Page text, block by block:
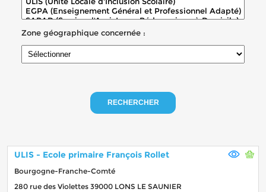
Zone géographique concernée :
RECHERCHER
ULIS - Ecole primaire François Rollet
Bourgogne-Franche-Comté
280 rue des Violettes 39000 LONS LE SAUNIER